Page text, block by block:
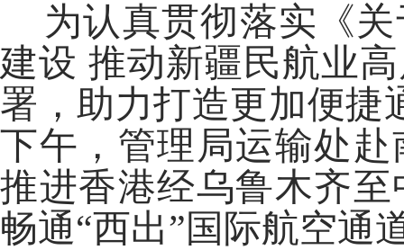
为认真贯彻落实《关
建设 推动新疆民航业
署，助力打造更加便捷
下午，管理局运输处
推进香港经乌鲁木齐
畅通“西出”国际航空通